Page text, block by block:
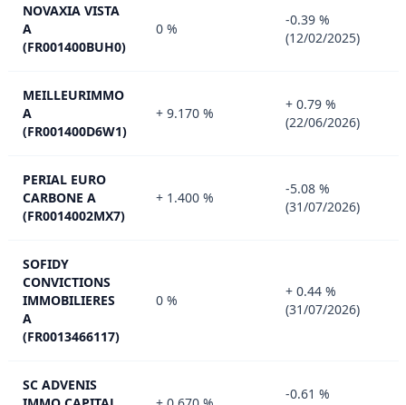
NOVAXIA VISTA
A
(FR001400BUH0)
0 %
-0.39 %
(12/02/2025)
MEILLEURIMMO
A
(FR001400D6W1)
+ 9.170 %
+ 0.79 %
(22/06/2026)
PERIAL EURO
CARBONE A
(FR0014002MX7)
+ 1.400 %
-5.08 %
(31/07/2026)
SOFIDY
CONVICTIONS
IMMOBILIERES
A
(FR0013466117)
0 %
+ 0.44 %
(31/07/2026)
SC ADVENIS
-0.61 %